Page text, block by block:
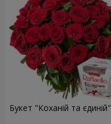
Букет "Коханій та єдиній"